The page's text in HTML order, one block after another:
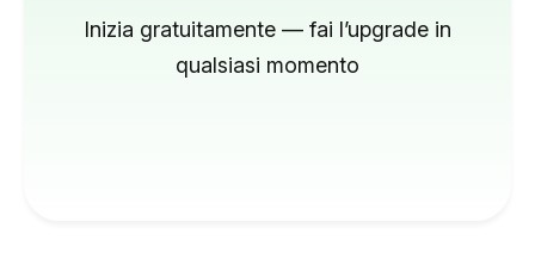
Inizia gratuitamente — fai l’upgrade in
qualsiasi momento